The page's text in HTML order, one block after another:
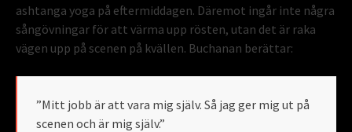
ashtanga yoga på eftermiddagen. Däremot ingår inte några
sångövningar för att värma upp rösten, utan det är raka
vägen upp på scenen på kvällen. Buchanan berättar:
”Mitt jobb är att vara mig själv. Så jag ger mig ut på
scenen och är mig själv.”